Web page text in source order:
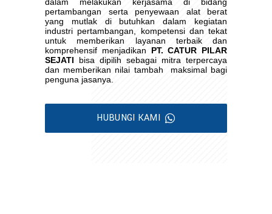
dalam melakukan kerjasama di bidang
pertambangan serta penyewaan alat berat
yang mutlak di butuhkan dalam kegiatan
industri pertambangan, kompetensi dan tekat
untuk memberikan layanan terbaik dan
komprehensif menjadikan PT. CATUR PILAR
SEJATI bisa dipilih sebagai mitra terpercaya
dan memberikan nilai tambah
maksimal bagi
penguna jasanya.
HUBUNGI KAMI